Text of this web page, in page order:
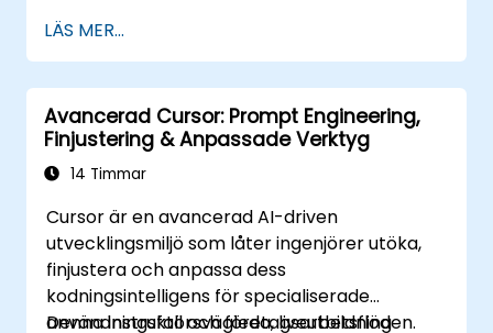
LÄS MER...
Avancerad Cursor: Prompt Engineering,
Finjustering & Anpassade Verktyg
14 Timmar
Cursor är en avancerad AI-driven
utvecklingsmiljö som låter ingenjörer utöka,
finjustera och anpassa dess
kodningsintelligens för specialiserade
användningsfall och företagsarbetsflöden.
Denna instruktörsvägleda, liveutbildning